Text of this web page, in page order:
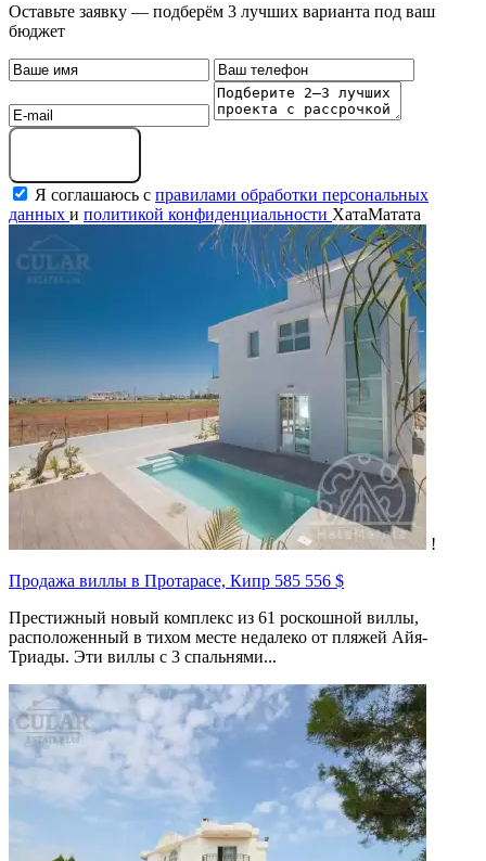
Оставьте заявку — подберём 3 лучших варианта под ваш
бюджет
Я соглашаюсь с правилами обработки персональных
данных и политикой конфиденциальности ХатаМатата
!
Продажа виллы в Протарасе, Кипр 585 556 $
Престижный новый комплекс из 61 роскошной виллы,
расположенный в тихом месте недалеко от пляжей Айя-
Триады. Эти виллы с 3 спальнями...